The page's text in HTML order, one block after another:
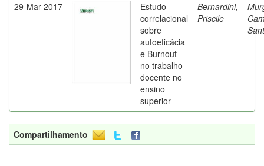
29-Mar-2017
Estudo
correlacional
sobre
autoeficácia
e Burnout
no trabalho
docente no
ensino
superior
Bernardini,
Priscile
Compartilhamento